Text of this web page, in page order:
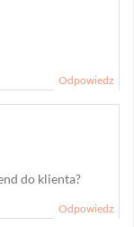
Odpowiedz
do klienta?
Odpowiedz